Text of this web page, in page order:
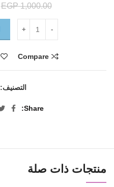
EGP1,000.00
Compare
التصنيف:
Share
منتجات ذات صلة